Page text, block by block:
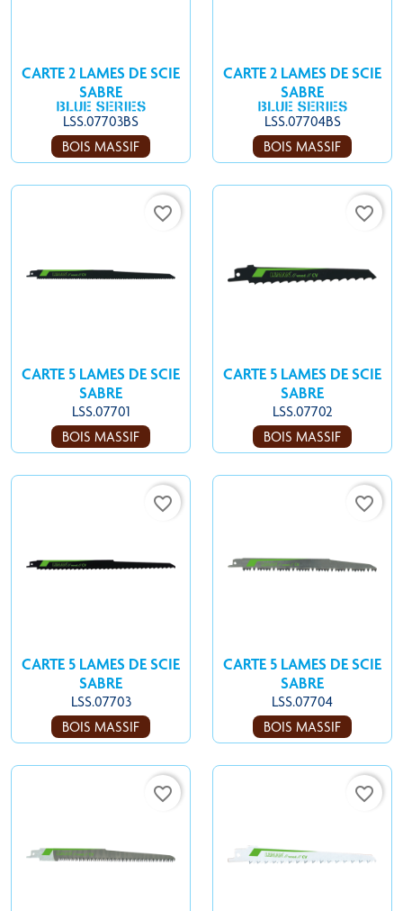
CARTE 2 LAMES DE SCIE
SABRE
LSS.07703BS
BOIS MASSIF
CARTE 2 LAMES DE SCIE
SABRE
LSS.07704BS
BOIS MASSIF
favorite_border
CARTE 5 LAMES DE SCIE
SABRE
LSS.07701
BOIS MASSIF
favorite_border
CARTE 5 LAMES DE SCIE
SABRE
LSS.07702
BOIS MASSIF
favorite_border
CARTE 5 LAMES DE SCIE
SABRE
LSS.07703
BOIS MASSIF
favorite_border
CARTE 5 LAMES DE SCIE
SABRE
LSS.07704
BOIS MASSIF
favorite_border favorite_border